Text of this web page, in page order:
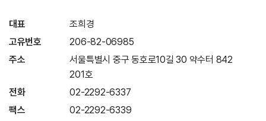
대표
조희경
고유번호
206-82-06985
주소
서울특별시 중구 동호로10길 30 약수터 842
201호
전화
02-2292-6337
팩스
02-2292-6339